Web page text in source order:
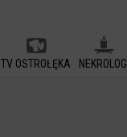
TV OSTROŁĘKA NEKROLOGI